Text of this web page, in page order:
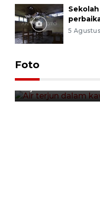
5
Foto
Air terjun
TNKS Jambi